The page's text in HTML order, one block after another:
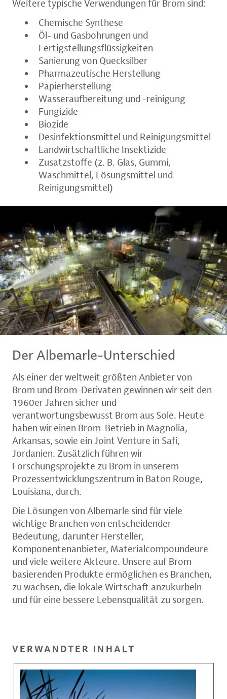
Weitere typische Verwendungen für Brom sind:
Chemische Synthese
Öl- und Gasbohrungen und
Fertigstellungsflüssigkeiten
Sanierung von Quecksilber
Pharmazeutische Herstellung
Papierherstellung
Wasseraufbereitung und -reinigung
Fungizide
Biozide
Desinfektionsmittel und Reinigungsmittel
Landwirtschaftliche Insektizide
Zusatzstoffe (z. B. Glas, Gummi,
Waschmittel, Lösungsmittel und
Reinigungsmittel)
Der Albemarle-Unterschied
Als einer der weltweit größten Anbieter von
Brom und Brom-Derivaten gewinnen wir seit den
1960er Jahren sicher und
verantwortungsbewusst Brom aus Sole. Heute
haben wir einen Brom-Betrieb in Magnolia,
Arkansas, sowie ein Joint Venture in Safi,
Jordanien. Zusätzlich führen wir
Forschungsprojekte zu Brom in unserem
Prozessentwicklungszentrum in Baton Rouge,
Louisiana, durch.
Die Lösungen von Albemarle sind für viele
wichtige Branchen von entscheidender
Bedeutung, darunter Hersteller,
Komponentenanbieter, Materialcompoundeure
und viele weitere Akteure. Unsere auf Brom
basierenden Produkte ermöglichen es Branchen,
zu wachsen, die lokale Wirtschaft anzukurbeln
und für eine bessere Lebensqualität zu sorgen.
VERWANDTER INHALT